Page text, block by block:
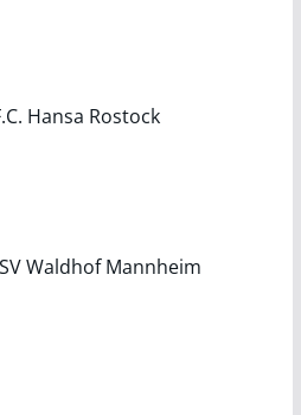
Hansa Rostock
Waldhof Mannheim